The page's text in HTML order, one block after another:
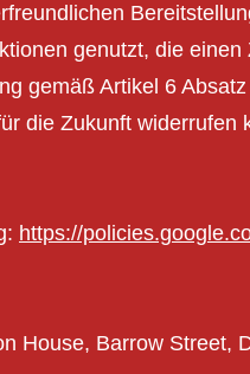
genutzt, die
gemäß Artikel 6
die Zukunft
https://
House, Barrow Street,